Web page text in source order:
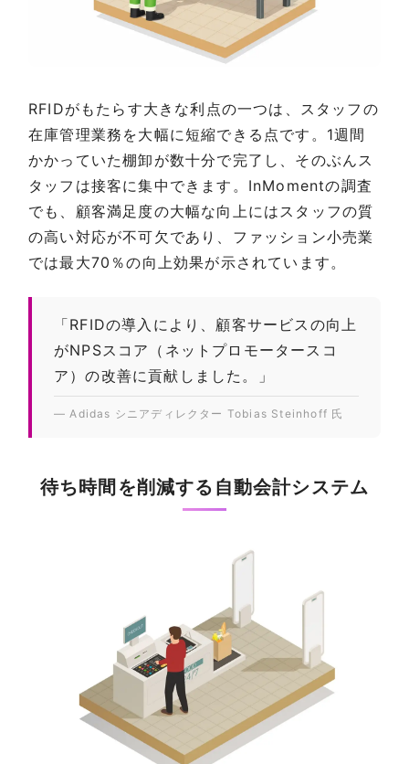
RFIDがもたらす大きな利点の一つは、スタッフの
在庫管理業務を大幅に短縮できる点です。1週間
かかっていた棚卸が数十分で完了し、そのぶんス
タッフは接客に集中できます。InMomentの調査
でも、顧客満足度の大幅な向上にはスタッフの質
の高い対応が不可欠であり、ファッション小売業
では最大70％の向上効果が示されています。
「RFIDの導入により、顧客サービスの向上
がNPSスコア（ネットプロモータースコ
ア）の改善に貢献しました。」
Adidas シニアディレクター Tobias Steinhoff 氏
待ち時間を削減する自動会計システム